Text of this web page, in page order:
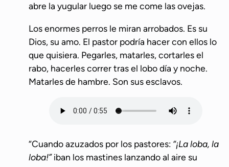
abre la yugular luego se me come las ovejas.
Los enormes perros le miran arrobados. Es su
Dios, su amo. El pastor podría hacer con ellos lo
que quisiera. Pegarles, matarles, cortarles el
rabo, hacerles correr tras el lobo día y noche.
Matarles de hambre. Son sus esclavos.
“Cuando azuzados por los pastores: “¡La loba, la
loba!”iban los mastines lanzando al aire su